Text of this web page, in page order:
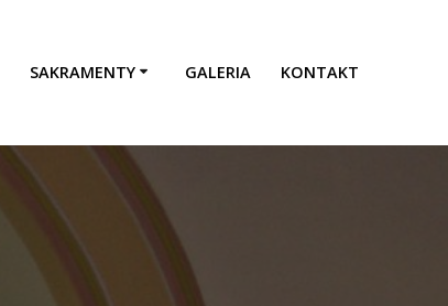
SAKRAMENTY GALERIA KONTAKT